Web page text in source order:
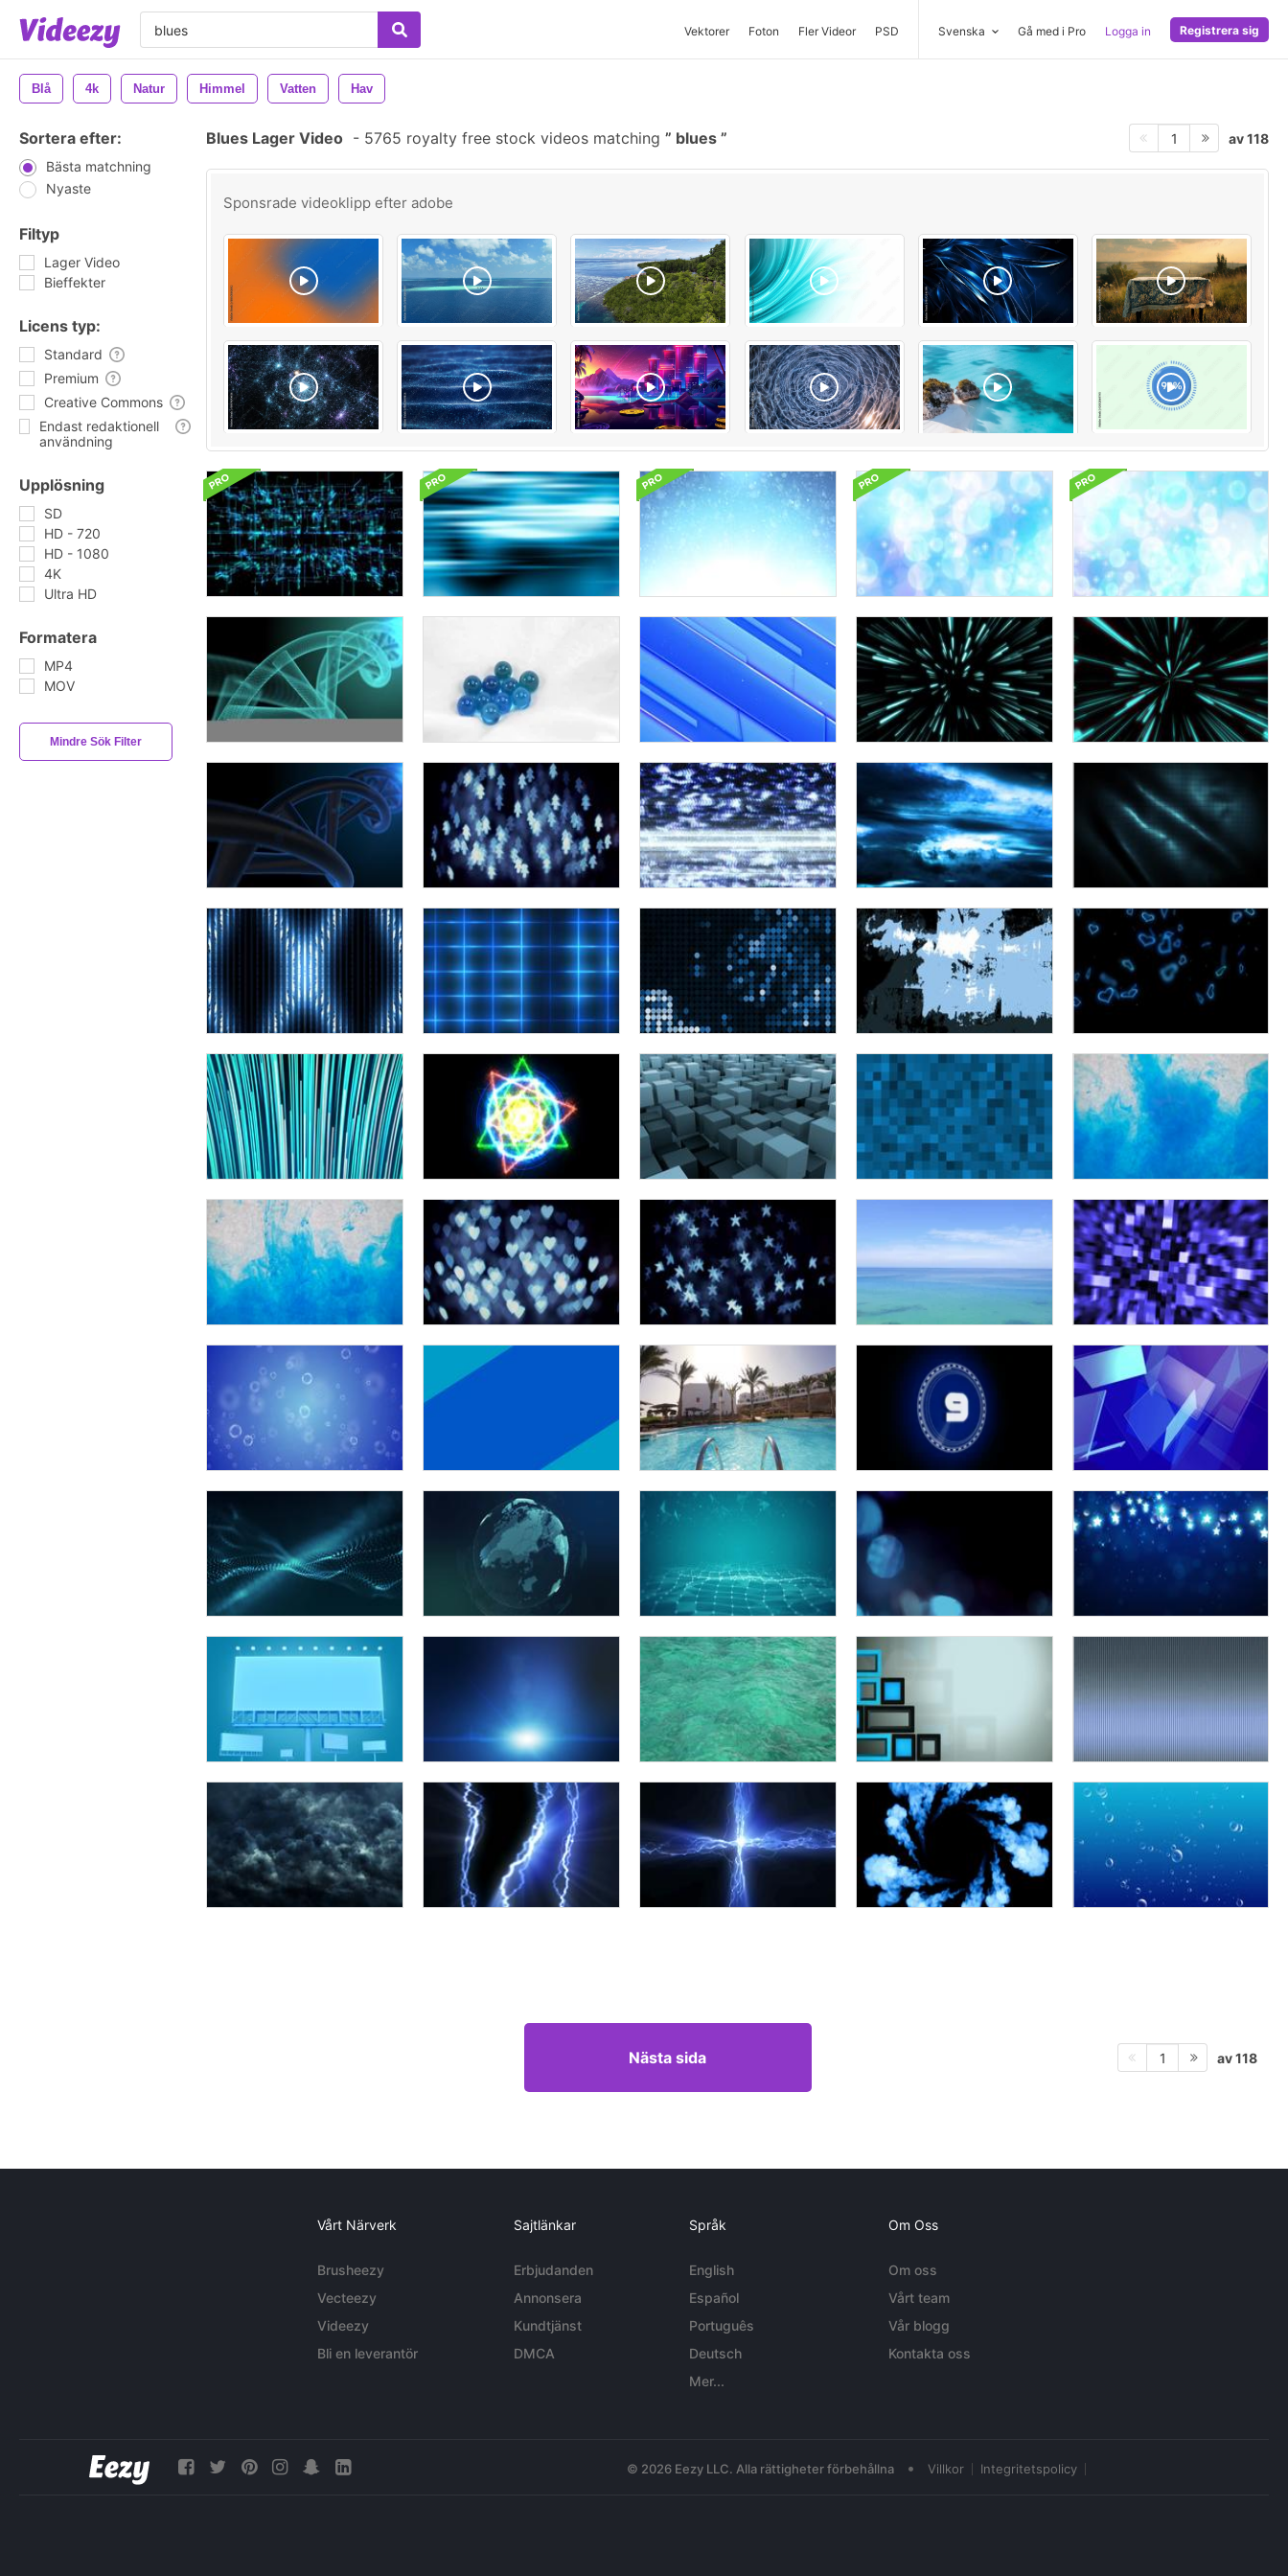
Vektorer Foton Fler Videor PSD Svenska Gå med i Pro Logga in Registrera sig
Blå 4k Natur Himmel Vatten Hav
Sortera efter:
Bästa matchning
Nyaste
Filtyp
Lager Video
Bieffekter
Licens typ:
Standard
Premium
Creative Commons
Endast redaktionell
användning
Upplösning
SD
HD - 720
HD - 1080
4K
Ultra HD
Formatera
MP4
MOV
Mindre Sök Filter
Blues Lager Video - 5765 royalty free stock videos matching blues 1 av 118
Sponsrade videoklipp efter adobe
Nästa sida 1 av 118
Vårt Närverk
Brusheezy
Vecteezy
Videezy
Bli en leverantör
Sajtlänkar
Erbjudanden
Annonsera
Kundtjänst
DMCA
Språk
English
Español
Português
Deutsch
Mer...
Om Oss
Om oss
Vårt team
Vår blogg
Kontakta oss
© 2026 Eezy LLC. Alla rättigheter förbehållna • Villkor Integritetspolicy